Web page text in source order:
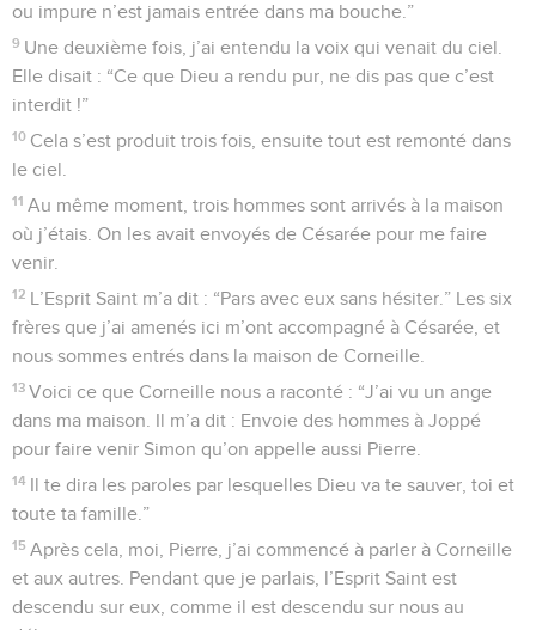
ou impure n’est jamais entrée dans ma bouche.”
9 Une deuxième fois, j’ai entendu la voix qui venait du ciel.
Elle disait : “Ce que Dieu a rendu pur, ne dis pas que c’est
interdit !”
10 Cela s’est produit trois fois, ensuite tout est remonté dans
le ciel.
11 Au même moment, trois hommes sont arrivés à la maison
où j’étais. On les avait envoyés de Césarée pour me faire
venir.
12 L’Esprit Saint m’a dit : “Pars avec eux sans hésiter.” Les six
frères que j’ai amenés ici m’ont accompagné à Césarée, et
nous sommes entrés dans la maison de Corneille.
13 Voici ce que Corneille nous a raconté : “J’ai vu un ange
dans ma maison. Il m’a dit : Envoie des hommes à Joppé
pour faire venir Simon qu’on appelle aussi Pierre.
14 Il te dira les paroles par lesquelles Dieu va te sauver, toi et
toute ta famille.”
15 Après cela, moi, Pierre, j’ai commencé à parler à Corneille
et aux autres. Pendant que je parlais, l’Esprit Saint est
descendu sur eux, comme il est descendu sur nous au